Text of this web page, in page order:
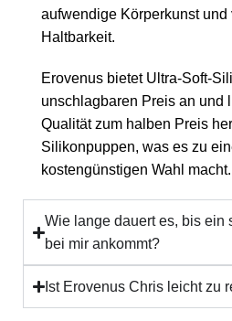
aufwendige Körperkunst und
Haltbarkeit.
Erovenus bietet Ultra-Soft-
unschlagbaren Preis an und
Qualität zum halben Preis
Silikonpuppen, was es zu
kostengünstigen Wahl macht.
Wie lange dauert es, bis ein
bei mir ankommt?
Ist Erovenus Chris leicht zu